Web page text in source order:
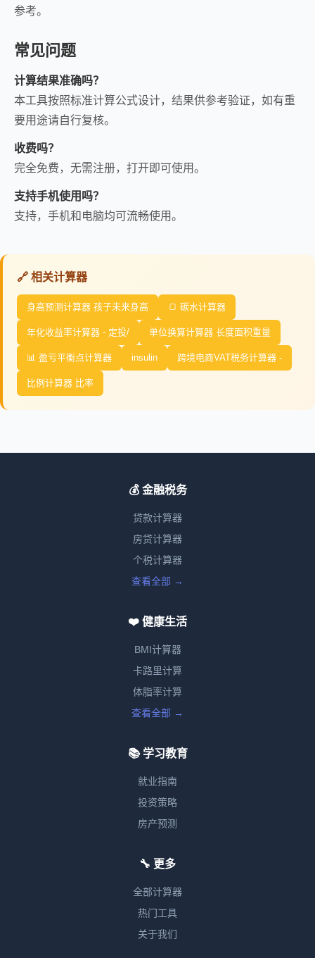
参考。
常见问题
计算结果准确吗？
本工具按照标准计算公式设计，结果供参考验证，如有重
要用途请自行复核。
收费吗？
完全免费，无需注册，打开即可使用。
支持手机使用吗？
支持，手机和电脑均可流畅使用。
🔗 相关计算器
身高预测计算器 孩子未来身高 🍞 碳水计算器
年化收益率计算器 - 定投/ 单位换算计算器 长度面积重量
📊 盈亏平衡点计算器 insulin 跨境电商VAT税务计算器 -
比例计算器 比率
💰 金融税务
贷款计算器
房贷计算器
个税计算器
查看全部 →
❤️ 健康生活
BMI计算器
卡路里计算
体脂率计算
查看全部 →
📚 学习教育
就业指南
投资策略
房产预测
🔧 更多
全部计算器
热门工具
关于我们